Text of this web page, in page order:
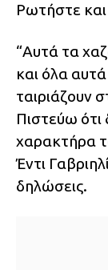
Ρωτήστε
“Αυτά τα
και όλα
ταιριάζουν
Πιστεύω ότι
χαρακτήρα
Έντι
δηλώσεις.